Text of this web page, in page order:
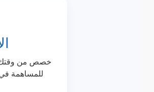
خصص من
للمساهمة